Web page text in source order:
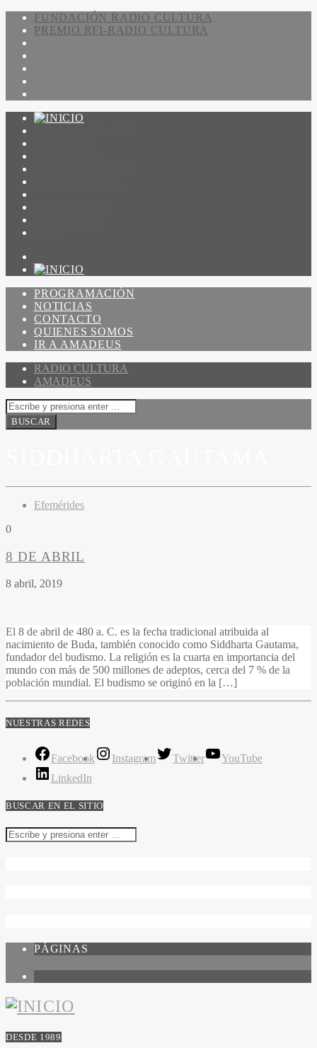
FUNDACIÓN RADIO CULTURA
PREMIO RFI-RADIO CULTURA
PROGRAMACIÓN
NOTICIAS
CONTACTO
QUIENES SOMOS
IR A AMADEUS
RADIO CULTURA
AMADEUS
Efemérides
0
8 DE ABRIL
8 abril, 2019
El 8 de abril de 480 a. C. es la fecha tradicional atribuida al
nacimiento de Buda, también conocido como Siddharta Gautama,
fundador del budismo. La religión es la cuarta en importancia del
mundo con más de 500 millones de adeptos, cerca del 7 % de la
población mundial. El budismo se originó en la […]
NUESTRAS REDES
Facebook Instagram Twitter
YouTube
LinkedIn
BUSCAR EN EL SITIO
PÁGINAS
DESDE 1989